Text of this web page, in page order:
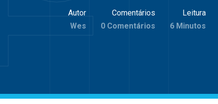
Autor
Wes
Comentários
0 Comentários
Leitura
6 Minutos